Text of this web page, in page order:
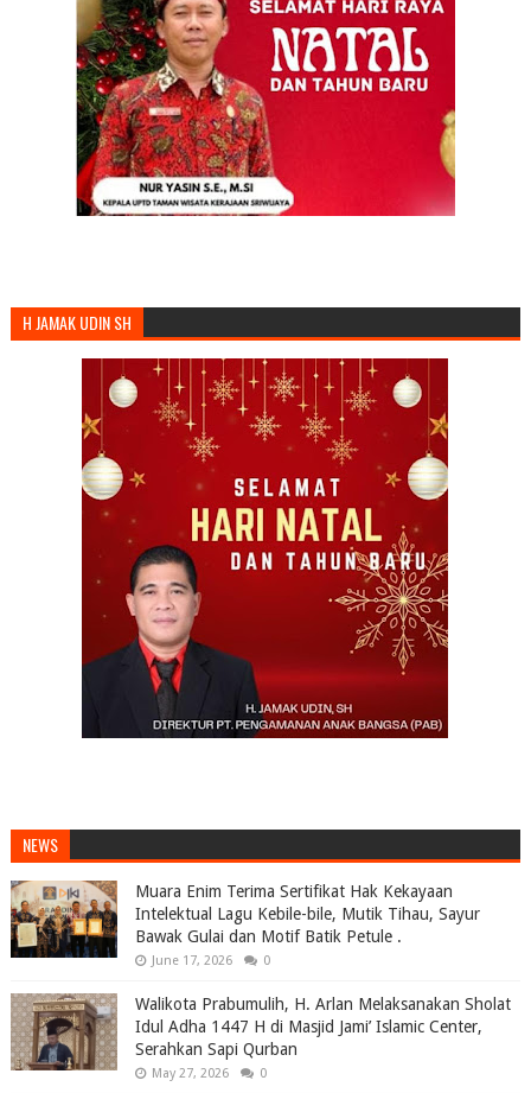
H JAMAK UDIN SH
NEWS
Muara Enim Terima Sertifikat Hak Kekayaan
Intelektual Lagu Kebile-bile, Mutik Tihau, Sayur
Bawak Gulai dan Motif Batik Petule .
June 17, 2026 0
Walikota Prabumulih, H. Arlan Melaksanakan Sholat
Idul Adha 1447 H di Masjid Jami’ Islamic Center,
Serahkan Sapi Qurban
May 27, 2026 0